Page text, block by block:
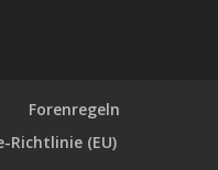
Forenregeln
Richtlinie (EU)